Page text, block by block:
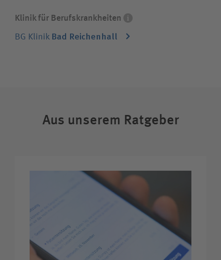
Zuweiserin / Zuweiser
Klinik für Berufskrankheiten
BG Klinik Bad Reichenhall
Aus unserem Ratgeber